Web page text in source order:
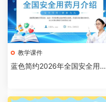
教学课件
蓝色简约2026年全国安全用药